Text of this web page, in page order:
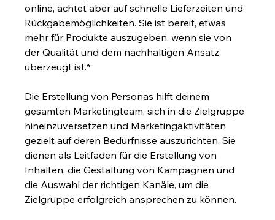
online, achtet aber auf schnelle Lieferzeiten und
Rückgabemöglichkeiten. Sie ist bereit, etwas
mehr für Produkte auszugeben, wenn sie von
der Qualität und dem nachhaltigen Ansatz
überzeugt ist.*
Die Erstellung von Personas hilft deinem
gesamten Marketingteam, sich in die Zielgruppe
hineinzuversetzen und Marketingaktivitäten
gezielt auf deren Bedürfnisse auszurichten. Sie
dienen als Leitfaden für die Erstellung von
Inhalten, die Gestaltung von Kampagnen und
die Auswahl der richtigen Kanäle, um die
Zielgruppe erfolgreich ansprechen zu können.